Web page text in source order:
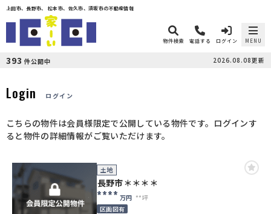
上田市、長野市、 松本市、佐久市、須坂市の不動産情報
物件検索 電話する ログイン MENU
393 件公開中 2026.08.08更新
Login ログイン
こちらの物件は会員様限定で公開している物件です。ログインす
ると物件の詳細情報がご覧いただけます。
土地
長野市＊＊＊＊
**** 万円 **坪
区画図有